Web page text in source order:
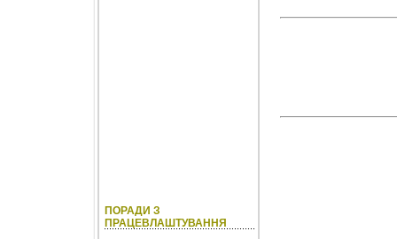
ПОРАДИ З
ПРАЦЕВЛАШТУВАННЯ